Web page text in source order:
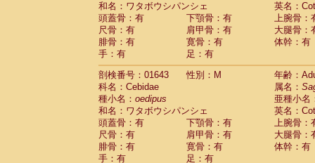
Cercopithecidae Macaca nigra(1)
CercopithecidaeMacaca radiata(8)
CercopithecidaeMacaca silenus(1)
CercopithecidaeMacaca sinica (0)
CercopithecidaeMacaca sylvanus
CercopithecidaeMacaca thibetana (0)
Cercopithecidae Macaca tonkeana (0)
Cercopithecidae hybrid(1)
Cercopithecidae (0)
CercopithecidaeAllenopithecus
CercopithecidaeCercopithecus
CercopithecidaeCercopithecus
CercopithecidaeCercopithecus
和名：ワタボウシパンシェ
英名：
頭蓋骨：有
下顎骨：有
上腕骨：
尺骨：有
肩甲骨：有
大腿骨：
腓骨：有
寛骨：有
体幹：有
手：有
足：有
剖検番号：01643
性別：M
年齢：
科名：Cebidae
属名：
種小名： oedipus
亜種小名
和名：ワタボウシパンシェ
英名：
頭蓋骨：有
下顎骨：有
上腕骨：
尺骨：有
肩甲骨：有
大腿骨：
腓骨：有
寛骨：有
体幹：有
手：有
足：有